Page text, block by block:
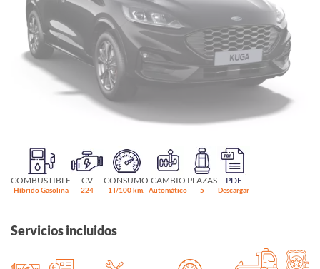
COMBUSTIBLE
Híbrido Gasolina
CV
224
CONSUMO
1 l/100 km.
CAMBIO
Automático
PLAZAS
5
PDF
Descargar
Servicios incluidos